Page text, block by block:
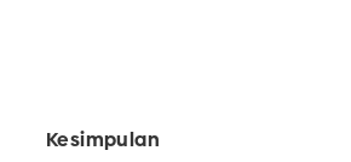
Kesimpulan